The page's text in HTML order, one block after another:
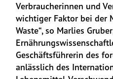
Verbraucherinnen und
wichtiger Faktor bei der
Waste“, so Marlies
Geschäftsführerin des
anlässlich des